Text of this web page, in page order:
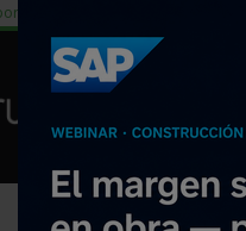
vivienda en edificación residencial